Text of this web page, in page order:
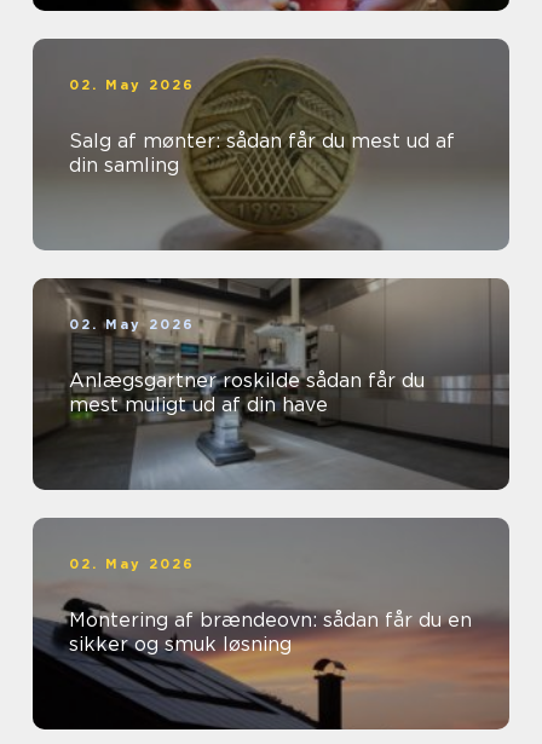
02. May 2026
Salg af mønter: sådan får du mest ud af
din samling
02. May 2026
Anlægsgartner roskilde sådan får du
mest muligt ud af din have
02. May 2026
Montering af brændeovn: sådan får du en
sikker og smuk løsning